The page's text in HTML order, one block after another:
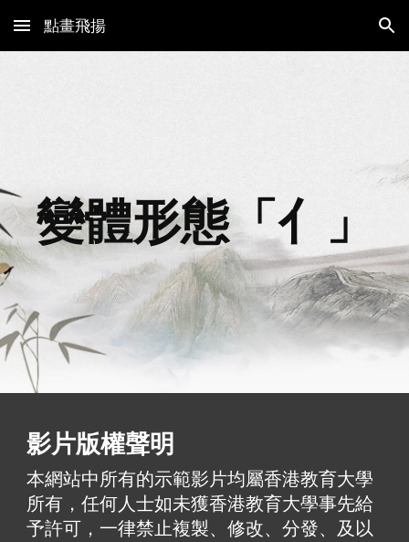
Skip to main content Skip to navigation
點畫飛揚
變體形態「亻」
影片版權聲明
本網站中所有的示範影片均屬香港教育大學
所有，任何人士如未獲香港教育大學事先給
予許可，一律禁止複製、修改、分發、及以